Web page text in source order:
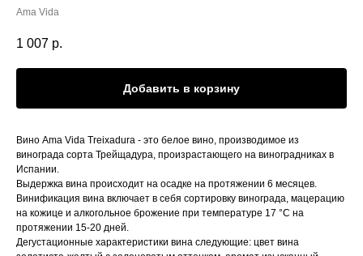
Ama Vida
1 007 р.
Добавить в корзину
Вино Ama Vida Treixadura - это белое вино, производимое из
винограда сорта Трейщадура, произрастающего на виноградниках в
Испании.
Выдержка вина происходит на осадке на протяжении 6 месяцев.
Винификация вина включает в себя сортировку винограда, мацерацию
на кожице и алкогольное брожение при температуре 17 °С на
протяжении 15-20 дней.
Дегустационные характеристики вина следующие: цвет вина